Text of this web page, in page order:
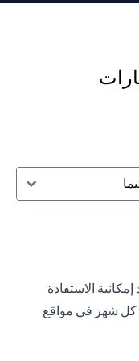
الاستفادة
كل شهر في مواقع